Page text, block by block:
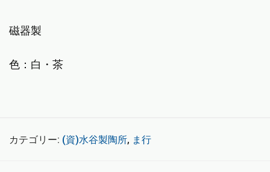
磁器製
色：白・茶
カテゴリー: (資)水谷製陶所, ま行